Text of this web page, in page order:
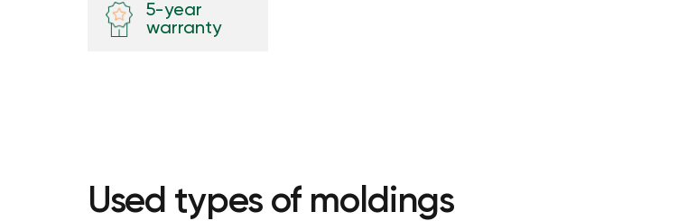
5-year
warranty
Used types of moldings